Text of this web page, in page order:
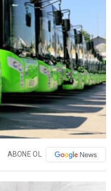
ABONE OL